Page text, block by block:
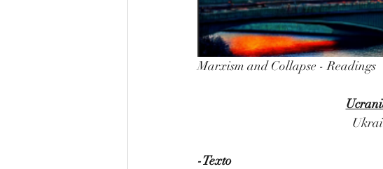
Marxism and Collapse - Readings
-Texto